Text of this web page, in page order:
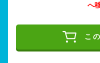
へ
こ